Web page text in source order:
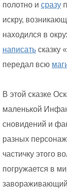
полотно и сразу
искру,
находился в
написать сказку
передал всю
В этой сказке
маленькой
сновидений и
разных
частичку этого
погружается в
завораживающий